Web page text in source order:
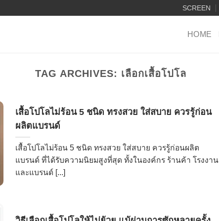
SCREEN
HOME
TAG ARCHIVES: เลือกเสื้อโปโล
เสื้อโปโลไม่ร้อน 5 ชนิด ทรงสวย ใส่สบาย ควรรู้ก่อน
ผลิตแบรนด์
เสื้อโปโลไม่ร้อน 5 ชนิด ทรงสวย ใส่สบาย ควรรู้ก่อนผลิต
แบรนด์ ที่ได้รับความนิยมสูงที่สุด ทั้งในองค์กร ร้านค้า โรงงาน
และแบรนด์ [...]